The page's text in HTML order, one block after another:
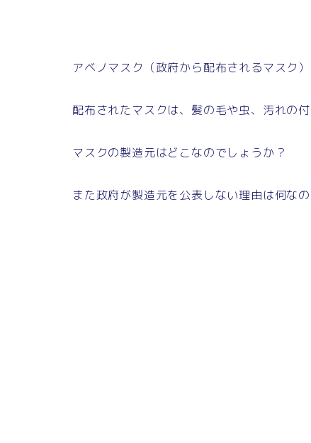
アベノマスク（政府から配布されるマスク
配布されたマスクは、髪の毛や虫、汚れの
マスクの製造元はどこなのでしょうか？
また政府が製造元を公表しない理由は何な